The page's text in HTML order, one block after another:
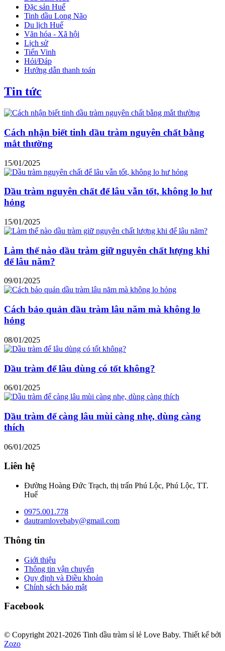
Đặc sản Huế
Tinh dầu Long Não
Du lịch Huế
Văn hóa - Xã hội
Lịch sử
Tiến Vinh
Hỏi/Đáp
Hướng dẫn thanh toán
Tin tức
Cách nhận biết tinh dầu tràm nguyên chất bằng
mắt thường
15/01/2025
Dầu tràm nguyên chất để lâu vẫn tốt, không lo hư
hỏng
15/01/2025
Làm thế nào dầu tràm giữ nguyên chất lượng khi
để lâu năm?
09/01/2025
Cách bảo quản dầu tràm lâu năm mà không lo
hỏng
08/01/2025
Dầu tràm để lâu dùng có tốt không?
06/01/2025
Dầu tràm để càng lâu mùi càng nhẹ, dùng càng
thích
06/01/2025
Liên hệ
Đường Hoàng Đức Trạch, thị trấn Phú Lộc, Phú Lộc, TT.
Huế
0975.001.778
dautramlovebaby@gmail.com
Thông tin
Giới thiệu
Thông tin vận chuyển
Quy định và Điều khoản
Chính sách bảo mật
Facebook
© Copyright 2021-2026 Tinh dầu tràm sỉ lẻ Love Baby. Thiết kế bởi
Zozo